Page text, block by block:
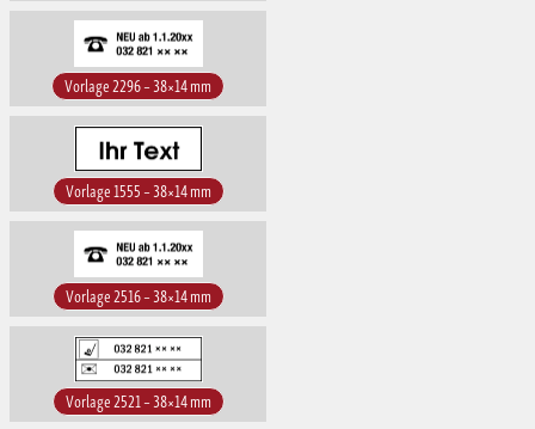
Vorlage 2296 – 38×14 mm
Vorlage 1555 – 38×14 mm
Vorlage 2516 – 38×14 mm
Vorlage 2521 – 38×14 mm